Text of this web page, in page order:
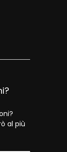
al più